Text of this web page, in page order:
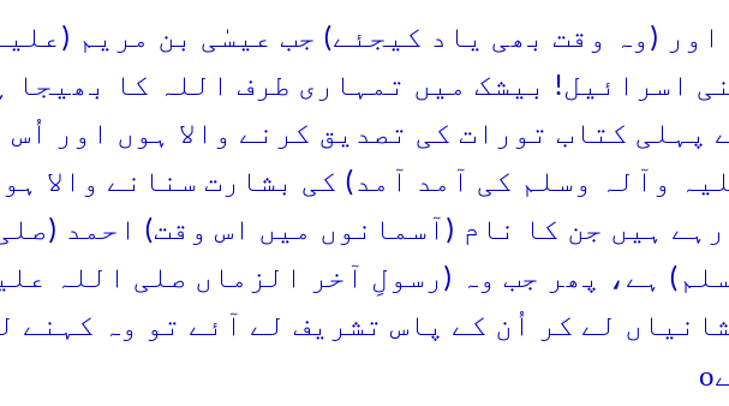
اور (وہ وقت بھی یاد کیجئے) جب عیسٰی بن مریم
اسرائیل! بیشک میں تمہاری طرف اللہ کا بھیجا
پہلی کتاب تورات کی تصدیق کرنے والا ہوں اور اُس
وآلہ وسلم کی آمد آمد) کی بشارت سنانے والا
رہے ہیں جن کا نام (آسمانوں میں اس وقت) احمد
ہے، پھر جب وہ (رسولِ آخر الزماں صلی اللہ
لے کر اُن کے پاس تشریف لے آئے تو وہ کہنے
o